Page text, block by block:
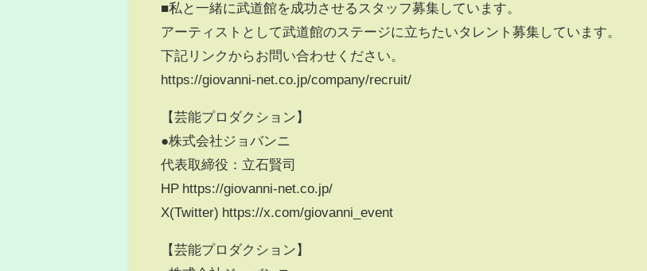
■私と一緒に武道館を成功させるスタッフ募集しています。
アーティストとして武道館のステージに立ちたいタレント募集しています。
下記リンクからお問い合わせください。
https://giovanni-net.co.jp/company/recruit/
【芸能プロダクション】
●株式会社ジョバンニ
代表取締役：立石賢司
HP https://giovanni-net.co.jp/
X(Twitter) https://x.com/giovanni_event
【芸能プロダクション】